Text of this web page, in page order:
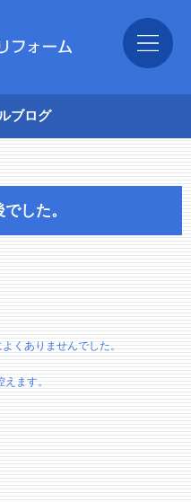
ブログ
した。
くありませんでした。
ます。